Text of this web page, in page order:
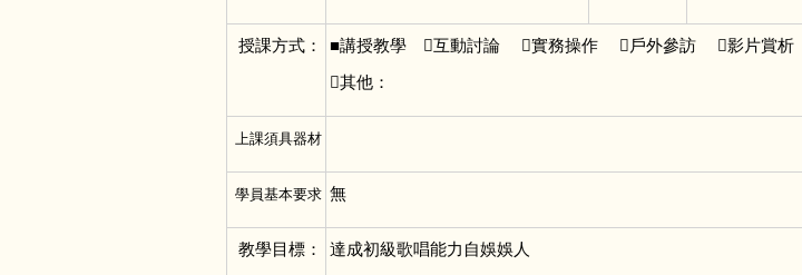
授課方式： ■講授教學 互動討論 實務操作 戶外參訪 影片賞析
其他：
上課須具器材
學員基本要求 無
教學目標： 達成初級歌唱能力自娛娛人